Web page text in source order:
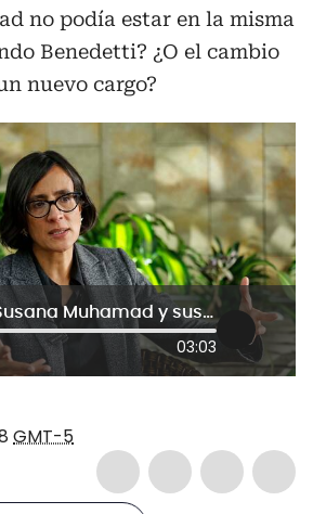
no podía estar en la misma
Benedetti? ¿O el cambio
nuevo cargo?
Al Oído | Susana Muhamad y sus “dos meses de indignación”, ¿qué cambió?
03:03
GMT-5